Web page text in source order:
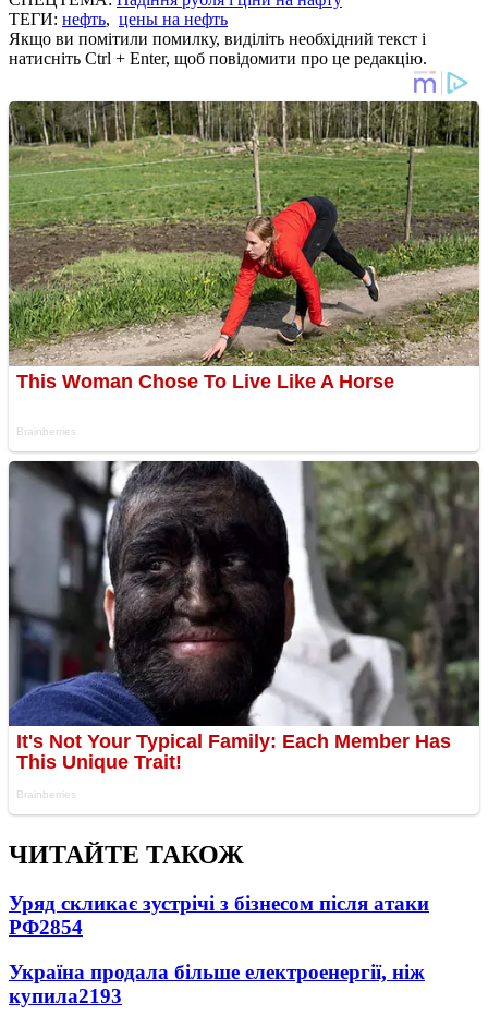
ТЕГИ: нефть, цены на нефть
Якщо ви помітили помилку, виділіть необхідний текст і
натисніть Ctrl + Enter, щоб повідомити про це редакцію.
ЧИТАЙТЕ ТАКОЖ
Уряд скликає зустрічі з бізнесом після атаки
РФ2854
Україна продала більше електроенергії, ніж
купила2193